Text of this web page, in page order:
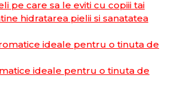
pe care sa le eviti cu copiii tai
hidratarea pielii si sanatatea
ideale pentru o tinuta de